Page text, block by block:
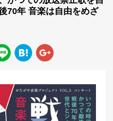
70年 音楽は自由をめざ